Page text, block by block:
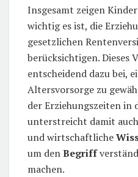
Insgesamt zeigen
wichtig es ist, die
gesetzlichen
berücksichtigen. Dieses
entscheidend dazu bei,
Altersvorsorge zu
der Erziehungszeiten in
unterstreicht damit
und wirtschaftliche
um denBegriff
machen.